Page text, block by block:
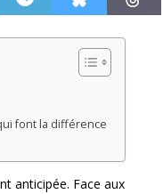
font la différence
anticipée. Face aux